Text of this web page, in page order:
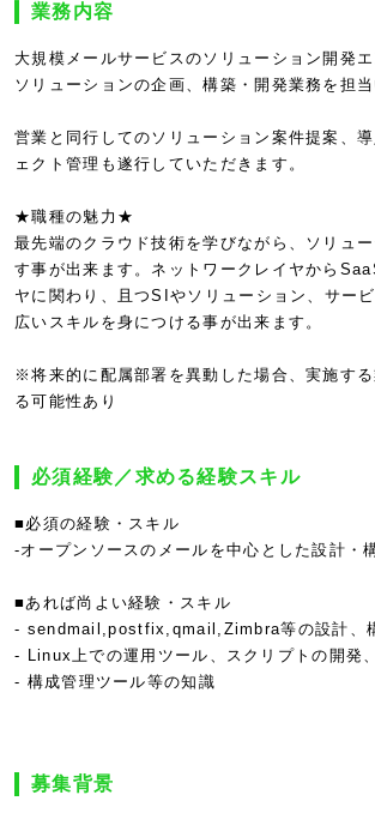
業務内容
大規模メールサービスのソリューション開発エ
ソリューションの企画、構築・開発業務を担当
営業と同行してのソリューション案件提案、
ェクト管理も遂行していただきます。
★職種の魅力★
最先端のクラウド技術を学びながら、ソリュ
す事が出来ます。ネットワークレイヤから
ヤに関わり、且つSIやソリューション、サー
広いスキルを身につける事が出来ます。
※将来的に配属部署を異動した場合、実施す
る可能性あり
必須経験／求める経験スキル
■必須の経験・スキル
-オープンソースのメールを中心とした設計・
■あれば尚よい経験・スキル
- sendmail,postfix,qmail,Zimbra等の設計、
- Linux上での運用ツール、スクリプトの開発
- 構成管理ツール等の知識
募集背景